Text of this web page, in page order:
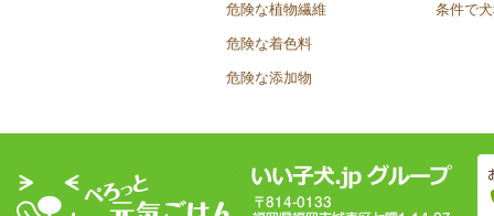
危険な植物繊維
危険な着色料
危険な添加物
条件で